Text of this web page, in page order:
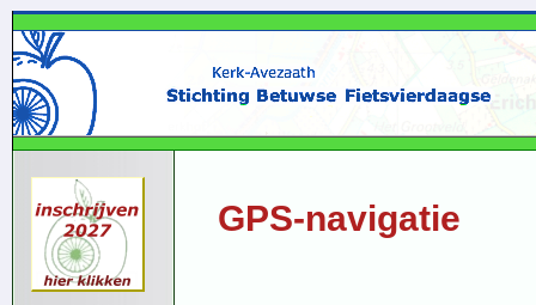
GPS-navigatie